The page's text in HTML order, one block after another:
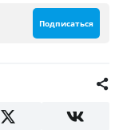
Подписаться